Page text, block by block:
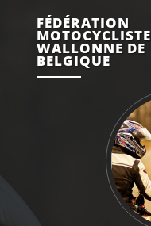
FÉDÉRATION
MOTOCYCLISTE
WALLONNE DE
BELGIQUE